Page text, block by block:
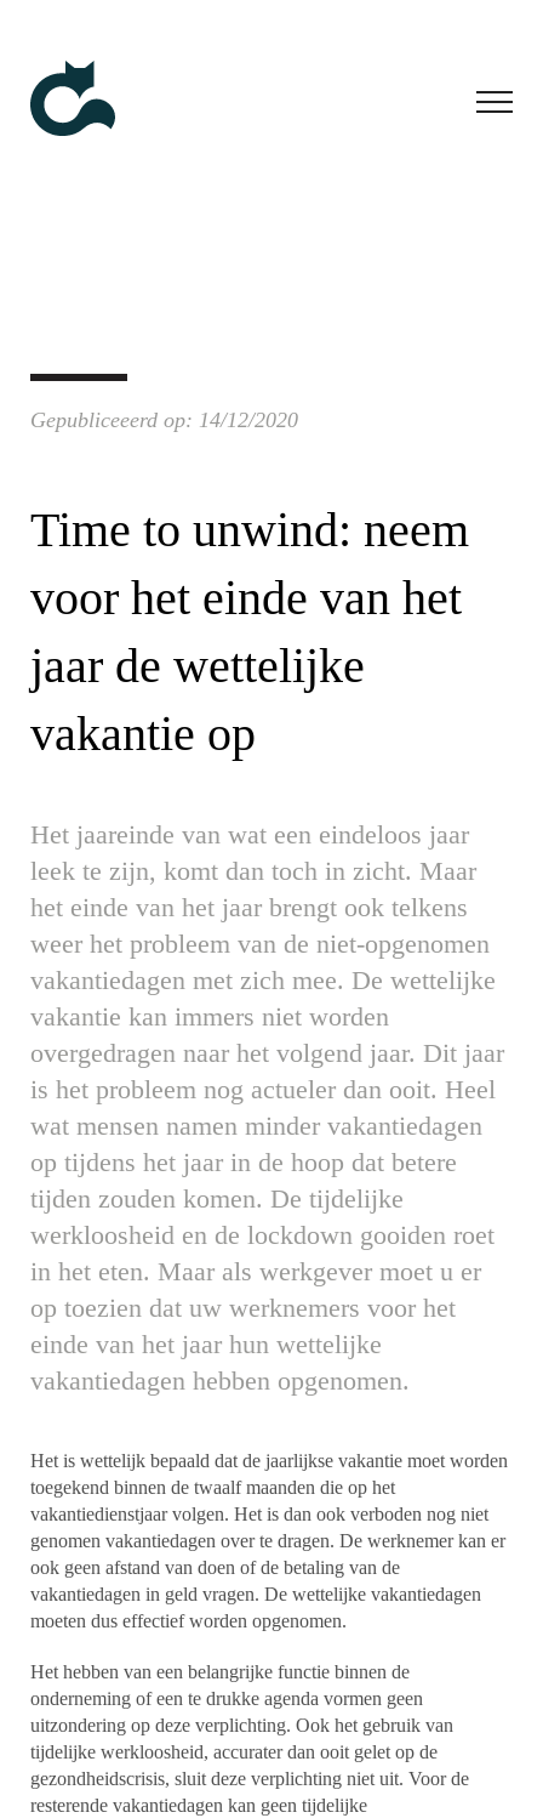
Gepubliceeerd op: 14/12/2020
Time to unwind: neem
voor het einde van het
jaar de wettelijke
vakantie op
Het jaareinde van wat een eindeloos jaar
leek te zijn, komt dan toch in zicht. Maar
het einde van het jaar brengt ook telkens
weer het probleem van de niet-opgenomen
vakantiedagen met zich mee. De wettelijke
vakantie kan immers niet worden
overgedragen naar het volgend jaar. Dit jaar
is het probleem nog actueler dan ooit. Heel
wat mensen namen minder vakantiedagen
op tijdens het jaar in de hoop dat betere
tijden zouden komen. De tijdelijke
werkloosheid en de lockdown gooiden roet
in het eten. Maar als werkgever moet u er
op toezien dat uw werknemers voor het
einde van het jaar hun wettelijke
vakantiedagen hebben opgenomen.
Het is wettelijk bepaald dat de jaarlijkse vakantie moet worden
toegekend binnen de twaalf maanden die op het
vakantiedienstjaar volgen. Het is dan ook verboden nog niet
genomen vakantiedagen over te dragen. De werknemer kan er
ook geen afstand van doen of de betaling van de
vakantiedagen in geld vragen. De wettelijke vakantiedagen
moeten dus effectief worden opgenomen.
Het hebben van een belangrijke functie binnen de
onderneming of een te drukke agenda vormen geen
uitzondering op deze verplichting. Ook het gebruik van
tijdelijke werkloosheid, accurater dan ooit gelet op de
gezondheidscrisis, sluit deze verplichting niet uit. Voor de
resterende vakantiedagen kan geen tijdelijke